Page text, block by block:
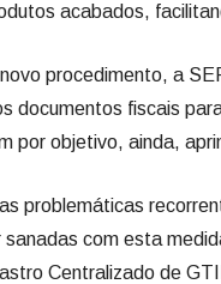
acabados,
procedimento, a
documentos fiscais
por objetivo, ainda,
problemáticas
sanadas com esta
Centralizado de